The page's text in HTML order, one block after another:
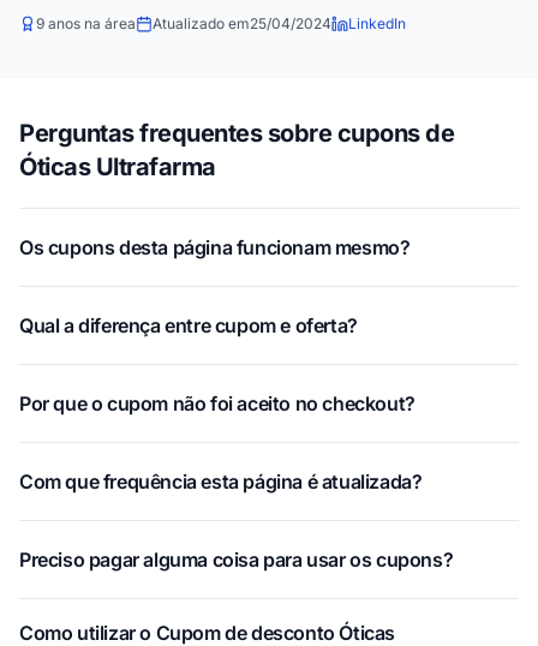
9 anos na área Atualizado em25/04/2024 LinkedIn
Perguntas frequentes sobre cupons de
Óticas Ultrafarma
Os cupons desta página funcionam mesmo?
Qual a diferença entre cupom e oferta?
Por que o cupom não foi aceito no checkout?
Com que frequência esta página é atualizada?
Preciso pagar alguma coisa para usar os cupons?
Como utilizar o Cupom de desconto Óticas